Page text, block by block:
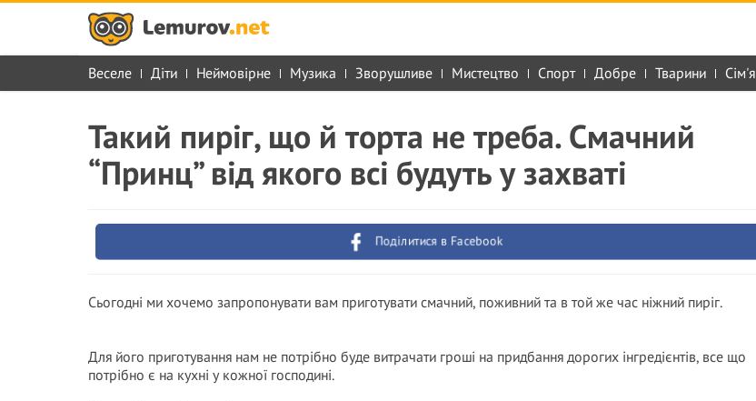
Веселе Діти Неймовірне Музика Зворушливе Мистецтво Спорт Добре Тварини Сім'я
Такий пиріг, що й торта не треба. Смачний
“Принц” від якого всі будуть у захваті
Поділитися в Facebook
Сьогодні ми хочемо запропонувати вам приготувати смачний, поживний та в той же час ніжний пиріг.
Для його приготування нам не потрібно буде витрачати гроші на придбання дорогих інгредієнтів, все що
потрібно є на кухні у кожної господині.